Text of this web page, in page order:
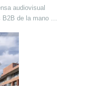
audiovisual
de la mano de